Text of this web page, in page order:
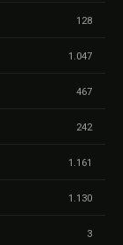
128
1.047
467
242
1.161
1.130
3